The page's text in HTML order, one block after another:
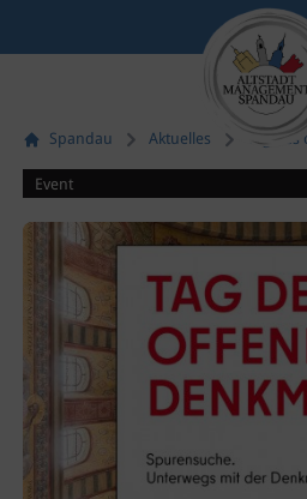
Spandau Aktuelles Tag
Event